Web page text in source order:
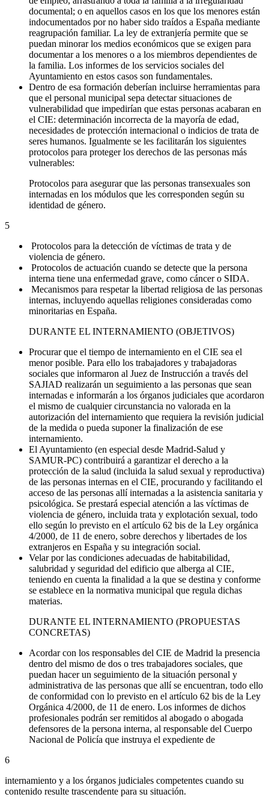
documental; o en aquellos casos en los que los menores están
indocumentados por no haber sido traídos a España mediante
reagrupación familiar. La ley de extranjería permite que se
puedan minorar los medios económicos que se exigen para
documentar a los menores o a los miembros dependientes de
la familia. Los informes de los servicios sociales del
Ayuntamiento en estos casos son fundamentales.
Dentro de esa formación deberían incluirse herramientas para
que el personal municipal sepa detectar situaciones de
vulnerabilidad que impedirían que estas personas acabaran en
el CIE: determinación incorrecta de la mayoría de edad,
necesidades de protección internacional o indicios de trata de
seres humanos. Igualmente se les facilitarán los siguientes
protocolos para proteger los derechos de las personas más
vulnerables:
Protocolos para asegurar que las personas transexuales son
internadas en los módulos que les corresponden según su
identidad de género.
5
Protocolos para la detección de víctimas de trata y de
violencia de género.
Protocolos de actuación cuando se detecte que la persona
interna tiene una enfermedad grave, como cáncer o SIDA.
Mecanismos para respetar la libertad religiosa de las personas
internas, incluyendo aquellas religiones consideradas como
minoritarias en España.
DURANTE EL INTERNAMIENTO (OBJETIVOS)
Procurar que el tiempo de internamiento en el CIE sea el
menor posible. Para ello los trabajadores y trabajadoras
sociales que informaron al Juez de Instrucción a través del
SAJIAD realizarán un seguimiento a las personas que sean
internadas e informarán a los órganos judiciales que acordaron
el mismo de cualquier circunstancia no valorada en la
autorización del internamiento que requiera la revisión judicial
de la medida o pueda suponer la finalización de ese
internamiento.
El Ayuntamiento (en especial desde Madrid-Salud y
SAMUR-PC) contribuirá a garantizar el derecho a la
protección de la salud (incluida la salud sexual y reproductiva)
de las personas internas en el CIE, procurando y facilitando el
acceso de las personas allí internadas a la asistencia sanitaria y
psicológica. Se prestará especial atención a las víctimas de
violencia de género, incluida trata y explotación sexual, todo
ello según lo previsto en el artículo 62 bis de la Ley orgánica
4/2000, de 11 de enero, sobre derechos y libertades de los
extranjeros en España y su integración social.
Velar por las condiciones adecuadas de habitabilidad,
salubridad y seguridad del edificio que alberga al CIE,
teniendo en cuenta la finalidad a la que se destina y conforme
se establece en la normativa municipal que regula dichas
materias.
DURANTE EL INTERNAMIENTO (PROPUESTAS
CONCRETAS)
Acordar con los responsables del CIE de Madrid la presencia
dentro del mismo de dos o tres trabajadores sociales, que
puedan hacer un seguimiento de la situación personal y
administrativa de las personas que allí se encuentran, todo ello
de conformidad con lo previsto en el artículo 62 bis de la Ley
Orgánica 4/2000, de 11 de enero. Los informes de dichos
profesionales podrán ser remitidos al abogado o abogada
defensores de la persona interna, al responsable del Cuerpo
Nacional de Policía que instruya el expediente de
6
internamiento y a los órganos judiciales competentes cuando su
contenido resulte trascendente para su situación.